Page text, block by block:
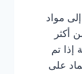
مواد
أكثر
إذا تم
على